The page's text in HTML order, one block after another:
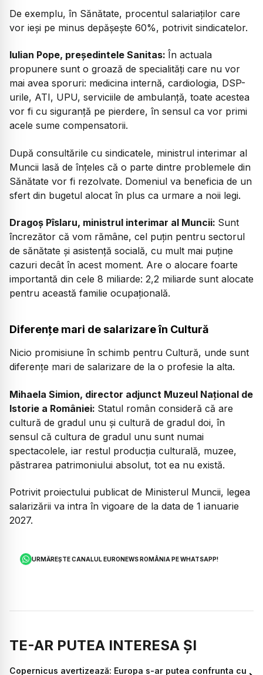
De exemplu, în Sănătate, procentul salariaților care
vor ieși pe minus depășește 60%, potrivit sindicatelor.
Iulian Pope, președintele Sanitas: În actuala
propunere sunt o groază de specialități care nu vor
mai avea sporuri: medicina internă, cardiologia, DSP-
urile, ATI, UPU, serviciile de ambulanță, toate acestea
vor fi cu siguranță pe pierdere, în sensul ca vor primi
acele sume compensatorii.
După consultările cu sindicatele, ministrul interimar al
Muncii lasă de înțeles că o parte dintre problemele din
Sănătate vor fi rezolvate. Domeniul va beneficia de un
sfert din bugetul alocat în plus ca urmare a noii legi.
Dragoș Pîslaru, ministrul interimar al Muncii: Sunt
încrezător că vom rămâne, cel puțin pentru sectorul
de sănătate și asistență socială, cu mult mai puține
cazuri decât în acest moment. Are o alocare foarte
importantă din cele 8 miliarde: 2,2 miliarde sunt alocate
pentru această familie ocupațională.
Diferențe mari de salarizare în Cultură
Nicio promisiune în schimb pentru Cultură, unde sunt
diferențe mari de salarizare de la o profesie la alta.
Mihaela Simion, director adjunct Muzeul Național de
Istorie a României: Statul român consideră că are
cultură de gradul unu și cultură de gradul doi, în
sensul că cultura de gradul unu sunt numai
spectacolele, iar restul producția culturală, muzee,
păstrarea patrimoniului absolut, tot ea nu există.
Potrivit proiectului publicat de Ministerul Muncii, legea
salarizării va intra în vigoare de la data de 1 ianuarie
2027.
URMĂREȘTE CANALUL EURONEWS ROMÂNIA PE WHATSAPP!
TE-AR PUTEA INTERESA ȘI
Copernicus avertizează: Europa s-ar putea confrunta cu